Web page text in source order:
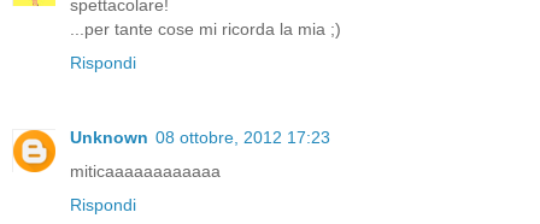
spettacolare!
...per tante cose mi ricorda la mia ;)
Rispondi
Unknown 08 ottobre, 2012 17:23
miticaaaaaaaaaaaa
Rispondi